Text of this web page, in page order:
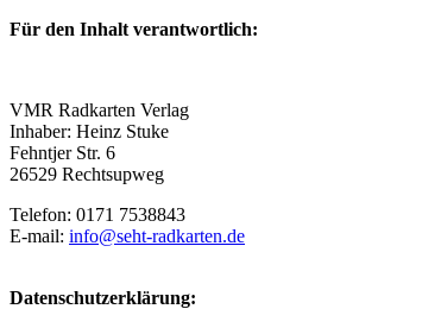
Für den Inhalt verantwortlich:
VMR Radkarten Verlag
Inhaber: Heinz Stuke
Fehntjer Str. 6
26529 Rechtsupweg
Telefon: 0171 7538843
E-mail: info@seht-radkarten.de
Datenschutzerklärung: